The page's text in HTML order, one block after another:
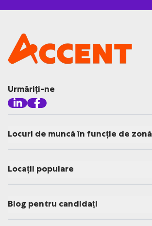
Urmăriți-ne
Locuri de muncă în funcție de zonă
Locații populare
Blog pentru candidați